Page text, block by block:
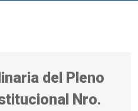
del Pleno
Nro.